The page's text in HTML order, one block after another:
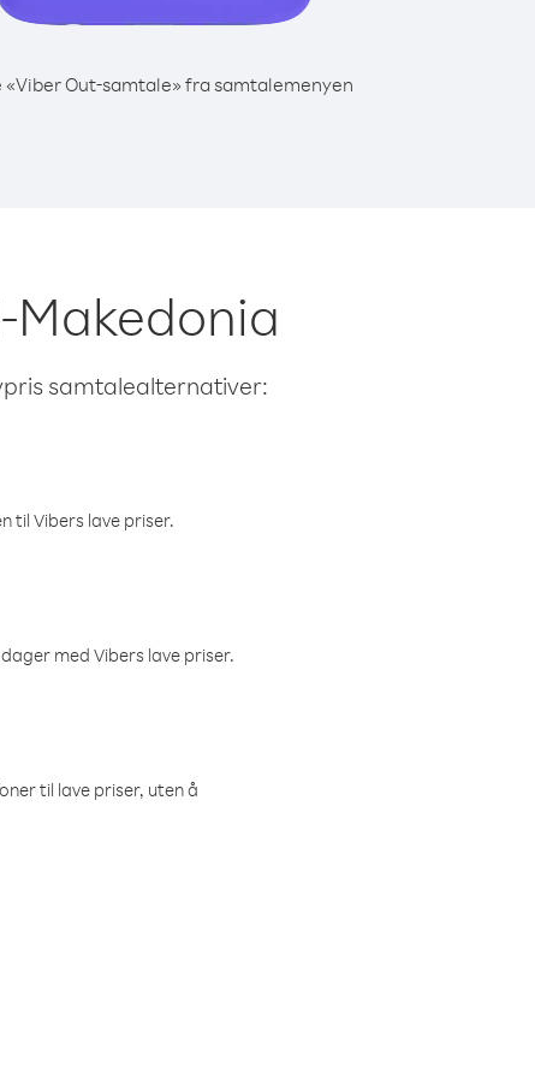
«Viber Out-samtale» fra samtalemenyen
samtalealternativer:
til Vibers lave priser.
med Vibers lave priser.
til lave priser, uten å